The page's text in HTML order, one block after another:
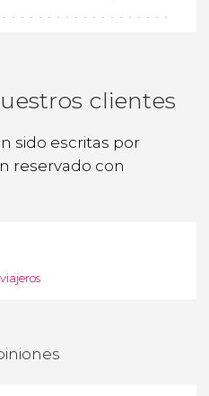
clientes
sido escritas por
reservado con